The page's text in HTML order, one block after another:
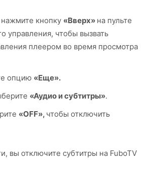
кнопку «Вверх» на пульте
управления, чтобы вызвать
плеером во время просмотра
опцию «Еще».
«Аудио и субтитры».
«OFF», чтобы отключить
вы отключите субтитры на FuboTV